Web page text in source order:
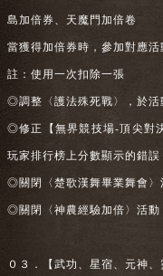
島加倍券、天魔門加倍卷
當獲得加倍券時，參加對應
註：使用一次扣除一張
◎調整〈護法殊死戰〉，於活
◎修正【無界競技場-頂尖對
玩家排行榜上分數顯示的錯
◎關閉〈楚歌漢舞畢業舞會〉
◎關閉〈神農經驗加倍〉活動
０３．【武功、星宿、元神